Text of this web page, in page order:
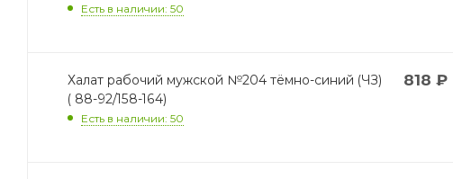
Есть в наличии: 50
Халат рабочий мужской №204 тёмно-синий (ЧЗ)
( 88-92/158-164)
Есть в наличии: 50
818 ₽